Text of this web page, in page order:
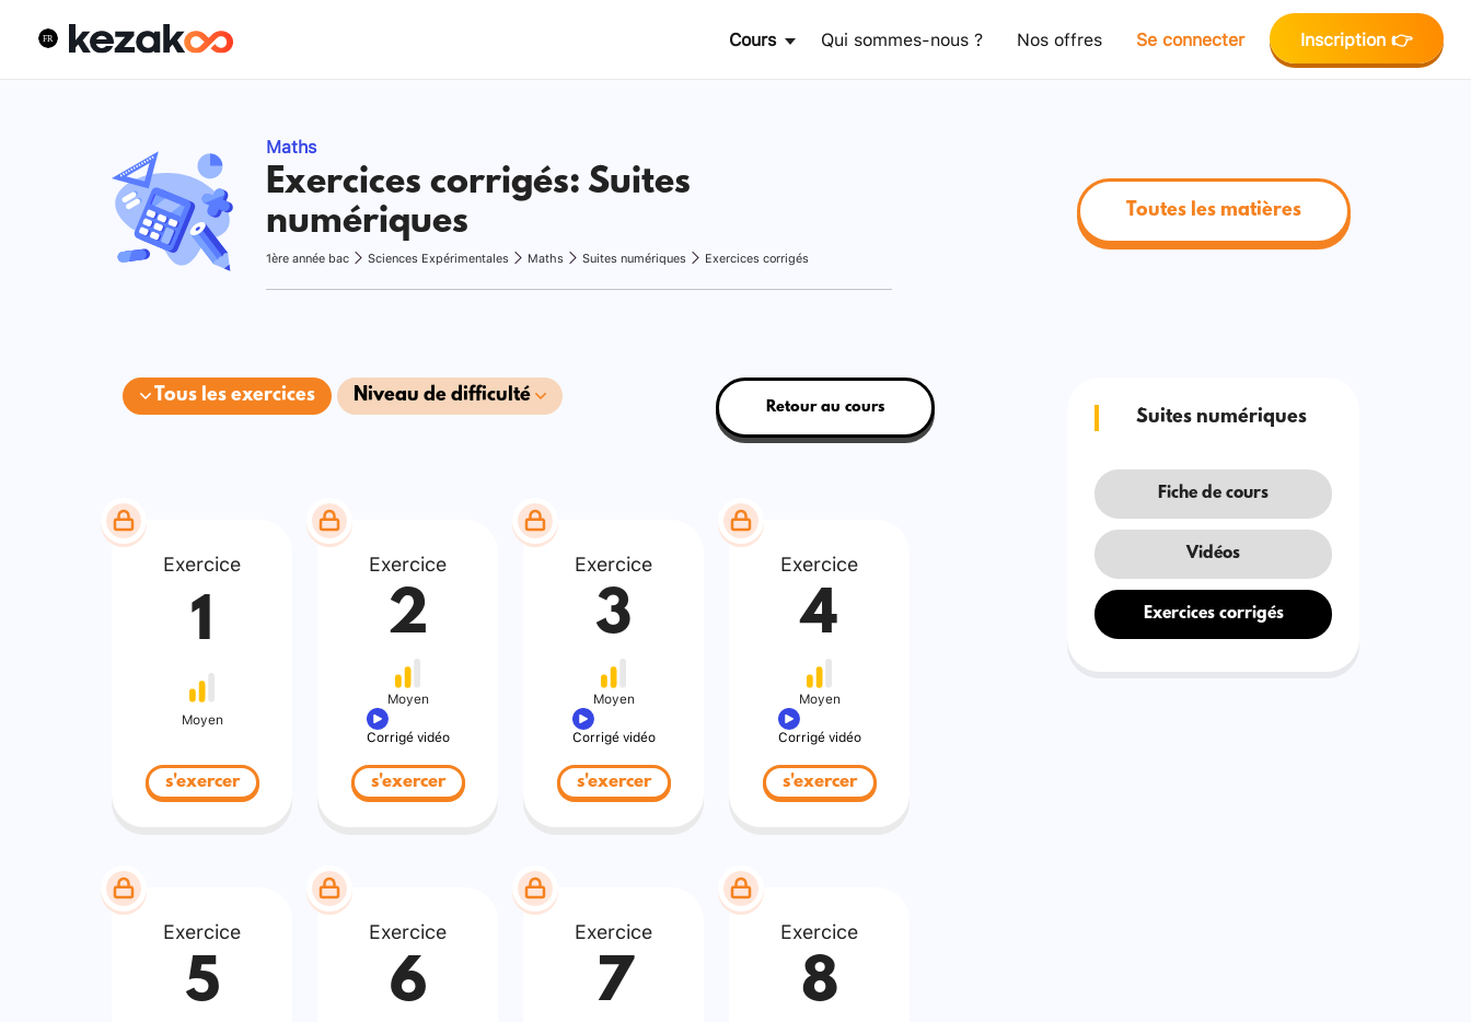
Cours Qui sommes-nous ? Nos offres Se connecter Inscription 👉
Maths
Exercices corrigés: Suites
numériques
1ère année bac Sciences Expérimentales Maths Suites numériques Exercices corrigés
Toutes les matières
Tous les exercices Niveau de difficulté
Retour au cours
Exercice
1
Moyen
s'exercer
Exercice
2
Moyen
Corrigé vidéo
s'exercer
Exercice
3
Moyen
Corrigé vidéo
s'exercer
Exercice
4
Moyen
Corrigé vidéo
s'exercer
Exercice
5
Exercice
6
Exercice
7
Exercice
8
Suites numériques
Fiche de cours
Vidéos
Exercices corrigés